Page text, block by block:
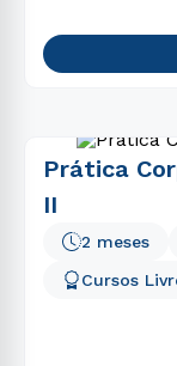
Prática
II
Cursos
2 meses